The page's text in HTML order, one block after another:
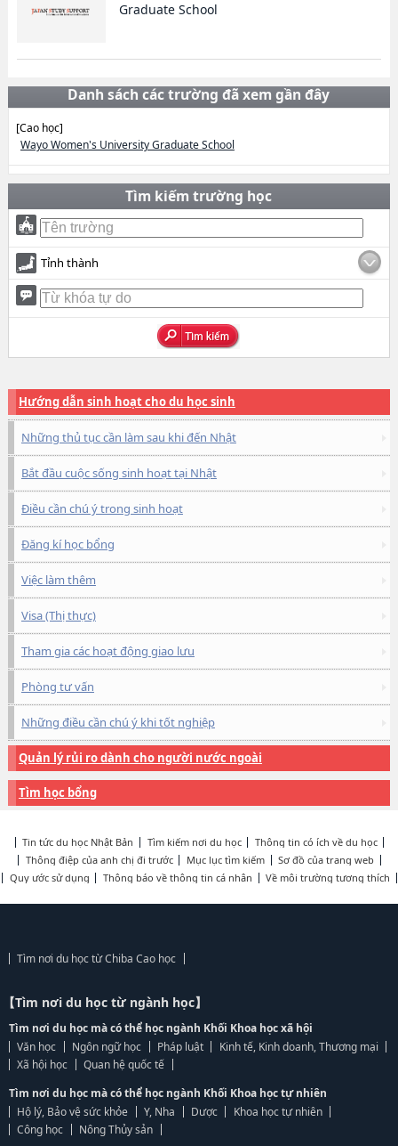
Graduate School
Danh sách các trường đã xem gần đây
[Cao học]
Wayo Women's University Graduate School
Tìm kiếm trường học
Tỉnh thành
Hướng dẫn sinh hoạt cho du học sinh
Những thủ tục cần làm sau khi đến Nhật
Bắt đầu cuộc sống sinh hoạt tại Nhật
Điều cần chú ý trong sinh hoạt
Đăng kí học bổng
Việc làm thêm
Visa (Thị thực)
Tham gia các hoạt động giao lưu
Phòng tư vấn
Những điều cần chú ý khi tốt nghiệp
Quản lý rủi ro dành cho người nước ngoài
Tìm học bổng
Tin tức du học Nhật Bản Tìm kiếm nơi du học
Thông tin có ích về du học
Thông điệp của anh chị đi trước
Mục lục tìm kiếm
Sơ đồ của trang web
Quy ước sử dụng
Thông báo về thông tin cá nhân Về môi trường tương thích
Tìm nơi du học từ Chiba Cao học
【Tìm nơi du học từ ngành học】
Tìm nơi du học mà có thể học ngành Khối Khoa học xã hội
Văn học
Ngôn ngữ học Pháp luật
Kinh tế, Kinh doanh, Thương mại
Xã hội học
Quan hệ quốc tế
Tìm nơi du học mà có thể học ngành Khối Khoa học tự nhiên
Hộ lý, Bảo vệ sức khỏe
Y, Nha Dược
Khoa học tự nhiên
Công học
Nông Thủy sản